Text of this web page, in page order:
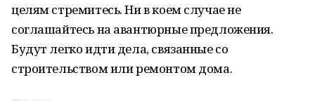
целям стремитесь. Ни в коем случае не
соглашайтесь на авантюрные предложения.
Будут легко идти дела, связанные со
строительством или ремонтом дома.